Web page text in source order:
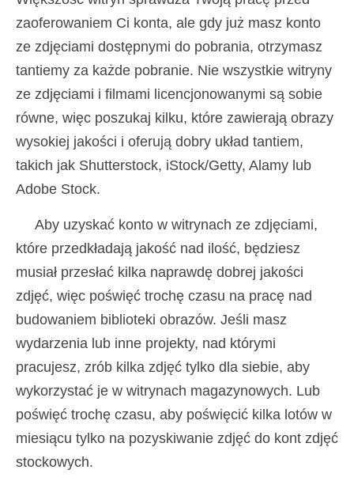
zaoferowaniem Ci konta, ale gdy już masz konto
ze zdjęciami dostępnymi do pobrania, otrzymasz
tantiemy za każde pobranie. Nie wszystkie witryny
ze zdjęciami i filmami licencjonowanymi są sobie
równe, więc poszukaj kilku, które zawierają obrazy
wysokiej jakości i oferują dobry układ tantiem,
takich jak Shutterstock, iStock/Getty, Alamy lub
Adobe Stock.
Aby uzyskać konto w witrynach ze zdjęciami,
które przedkładają jakość nad ilość, będziesz
musiał przesłać kilka naprawdę dobrej jakości
zdjęć, więc poświęć trochę czasu na pracę nad
budowaniem biblioteki obrazów. Jeśli masz
wydarzenia lub inne projekty, nad którymi
pracujesz, zrób kilka zdjęć tylko dla siebie, aby
wykorzystać je w witrynach magazynowych. Lub
poświęć trochę czasu, aby poświęcić kilka lotów w
miesiącu tylko na pozyskiwanie zdjęć do kont zdjęć
stockowych.